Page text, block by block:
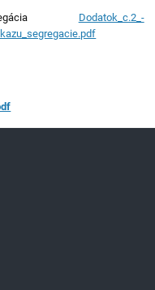
Dodatok_c.2_-